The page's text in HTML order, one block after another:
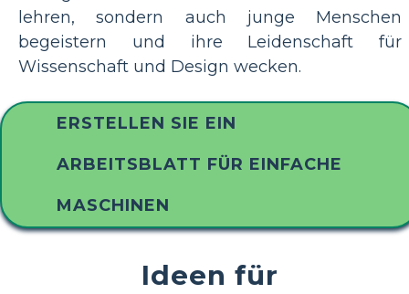
lehren, sondern auch junge Menschen
begeistern und ihre Leidenschaft für
Wissenschaft und Design wecken.
ERSTELLEN SIE EIN
ARBEITSBLATT FÜR EINFACHE
MASCHINEN
Ideen für